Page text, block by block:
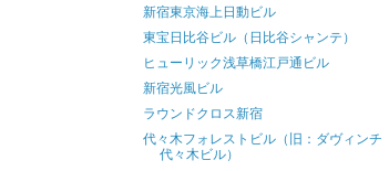
新宿東京海上日動ビル
東宝日比谷ビル（日比谷シャンテ）
ヒューリック浅草橋江戸通ビル
新宿光風ビル
ラウンドクロス新宿
代々木フォレストビル（旧：ダヴィンチ
代々木ビル）